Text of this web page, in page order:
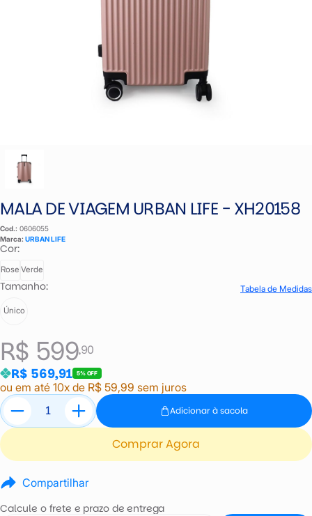
MALA DE VIAGEM URBAN LIFE - XH20158
Cod.: 0606055
Marca: URBAN LIFE
R$ 599,90
R$ 569,91 5% OFF
ou em até 10x de R$ 59,99 sem juros
Cor:
Rose Verde
Tamanho: Tabela de Medidas
Único
Adicionar à sacola
Comprar Agora
Compartilhar
Calcule o frete e prazo de entrega